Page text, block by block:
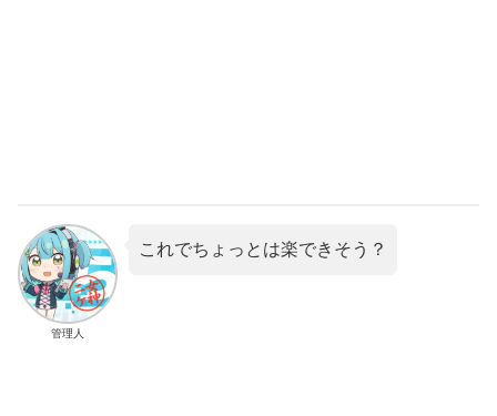
管理人
これでちょっとは楽できそう？